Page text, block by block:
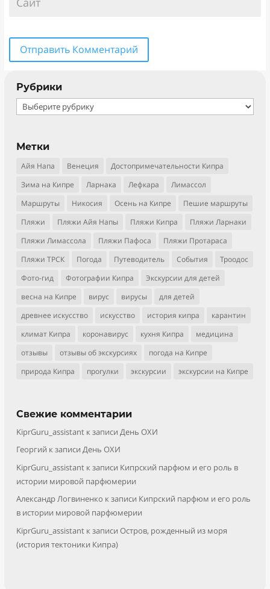
Отправить Комментарий
Рубрики
Рубрики
Метки
Айя Напа Венеция
Достопримечательности Кипра
Зима на Кипре
Ларнака Лефкара
Лимассол
Маршруты
Никосия Осень на Кипре
Пешие маршруты
Пляжи
Пляжи Айя Напы Пляжи Кипра
Пляжи Ларнаки
Пляжи Лимассола
Пляжи Пафоса
Пляжи Протараса
Пляжи ТРСК
Погода Путеводитель События
Троодос
Фото-гид
Фотографии Кипра
Экскурсии для детей
весна на Кипре
вирус вирусы
для детей
древнее искусство
искусство история кипра
карантин
климат Кипра
коронавирус кухня Кипра
медицина
отзывы
отзывы об экскурсиях
погода на Кипре
природа Кипра
прогулки экскурсии экскурсии на Кипре
Свежие комментарии
KiprGuru_assistantк записи День ОХИ
Георгий к записи День ОХИ
KiprGuru_assistantк записи Кипрский парфюм и его роль в
истории мировой парфюмерии
Александр Логвиненко к записи Кипрский парфюм и его роль
в истории мировой парфюмерии
KiprGuru_assistantк записи Остров, рожденный из моря
(история тектоники Кипра)